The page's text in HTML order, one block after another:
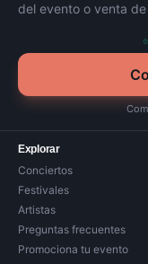
del evento o venta
Explorar
Conciertos
Festivales
Artistas
Preguntas frecuentes
Promociona tu evento